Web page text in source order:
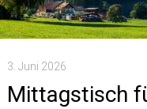
Mittagstisch
3. Juni 2026